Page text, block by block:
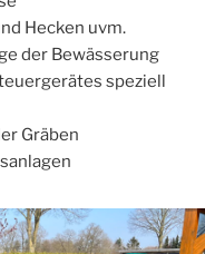
Hecken uvm.
der Bewässerung
speziell
Gräben